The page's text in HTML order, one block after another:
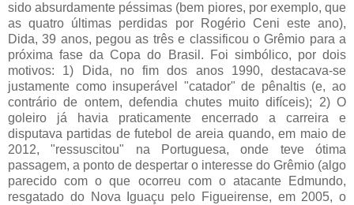
sido absurdamente péssimas (bem piores, por exemplo, que
as quatro últimas perdidas por Rogério Ceni este ano),
Dida, 39 anos, pegou as três e classificou o Grêmio para a
próxima fase da Copa do Brasil. Foi simbólico, por dois
motivos: 1) Dida, no fim dos anos 1990, destacava-se
justamente como insuperável "catador" de pênaltis (e, ao
contrário de ontem, defendia chutes muito difíceis); 2) O
goleiro já havia praticamente encerrado a carreira e
disputava partidas de futebol de areia quando, em maio de
2012, "ressuscitou" na Portuguesa, onde teve ótima
passagem, a ponto de despertar o interesse do Grêmio (algo
parecido com o que ocorreu com o atacante Edmundo,
resgatado do Nova Iguaçu pelo Figueirense, em 2005, o